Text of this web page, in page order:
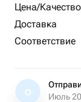
Цена/Качество
Доставка
Соответствие
О
Июль